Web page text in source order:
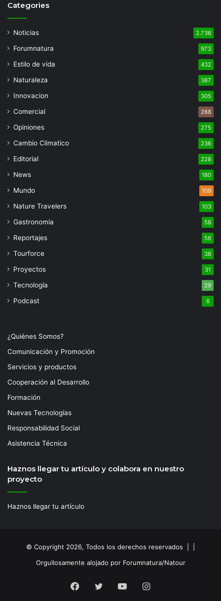
Categories
Noticias 2.736
Forumnatura 973
Estilo de vida 432
Naturaleza 387
Innovacion 305
Comercial 288
Opiniones 275
Cambio Climatico 236
Editorial 228
News 180
Mundo 109
Nature Travelers 103
Gastronomia 58
Reportajes 56
Tourforce 38
Proyectos 31
Tecnología 29
Podcast 6
¿Quiénes Somos?
Comunicación y Promoción
Servicios y productos
Cooperación al Desarrollo
Formación
Nuevas Tecnologías
Responsabilidad Social
Asistencia Técnica
Haznos llegar tu artículo y colabora en nuestro
proyecto
Haznos llegar tu artículo
© Copyright 2026, Todos los derechos reservados | |
Orgullosamente alojado por Forumnatura/Natour
Facebook
TwitterYouTubeInstagram